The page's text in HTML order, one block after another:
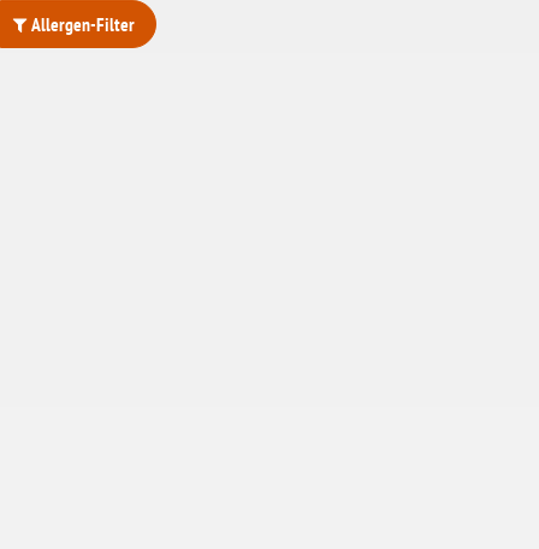
Allergen-Filter